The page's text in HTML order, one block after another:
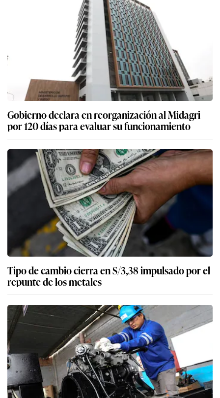
Gobierno declara en reorganización al Midagri
por 120 días para evaluar su funcionamiento
Tipo de cambio cierra en S/3,38 impulsado por el
repunte de los metales